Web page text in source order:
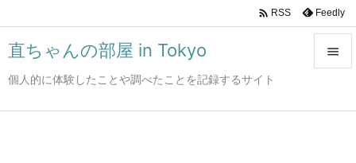
直ちゃんの部屋 in Tokyo
個人的に体験したことや調べたことを記録するサイト

 RSS Feedly